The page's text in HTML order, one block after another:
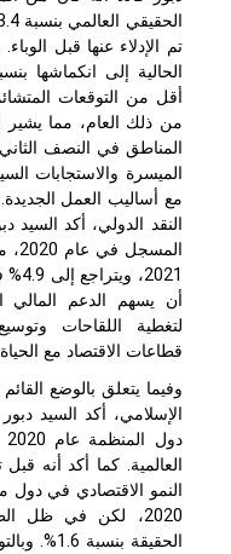
تم الإدلاء عنها قبل
أقل من التوقعات
من ذلك العام، مما يشير
الميسرة والاستجابات
مع أساليب العمل الجديدة.
النقد الدولي، أكد السيد
أن يسهم الدعم المالي
لتغطية اللقاحات
قطاعات الاقتصاد مع الحياة
وفيما يتعلق بالوضع
الإسلامي، أكد السيد
دول
العالمية. كما أكد أنه قبل
2020، لكن في ظل
الحقيقة